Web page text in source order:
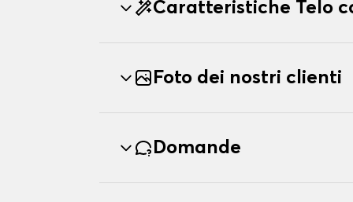
Caratteristiche Telo
Foto dei nostri clienti
Domande